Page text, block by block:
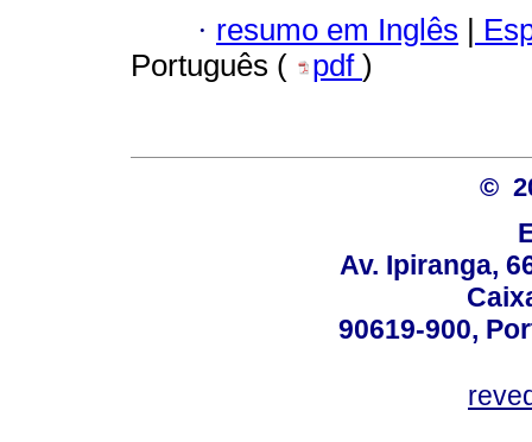
· resumo em Inglês |
Português (
pdf )
©
Av. Ipiranga,
90619-900,